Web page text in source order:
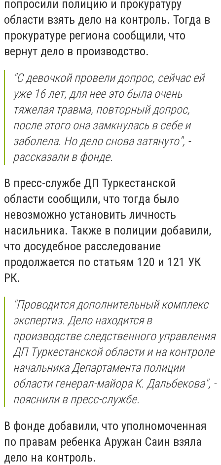
попросили полицию и прокуратуру
области взять дело на контроль. Тогда в
прокуратуре региона сообщили, что
вернут дело в производство.
"С девочкой провели допрос, сейчас ей
уже 16 лет, для нее это была очень
тяжелая травма, повторный допрос,
после этого она замкнулась в себе и
заболела. Но дело снова затянуто", -
рассказали в фонде.
В пресс-службе ДП Туркестанской
области сообщили, что тогда было
невозможно установить личность
насильника. Также в полиции добавили,
что досудебное расследование
продолжается по статьям 120 и 121 УК
РК.
"Проводится дополнительный комплекс
экспертиз. Дело находится в
производстве следственного управления
ДП Туркестанской области и на контроле
начальника Департамента полиции
области генерал-майора К. Дальбекова", -
пояснили в пресс-службе.
В фонде добавили, что уполномоченная
по правам ребенка Аружан Саин взяла
дело на контроль.